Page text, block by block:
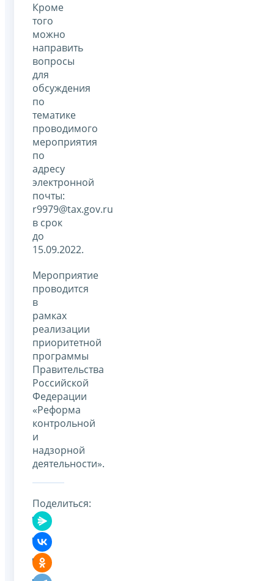
Кроме
того
можно
направить
вопросы
для
обсуждения
по
тематике
проводимого
мероприятия
по
адресу
электронной
почты:
r9979@tax.gov.ru
в срок
до
15.09.2022.
Мероприятие
проводится
в
рамках
реализации
приоритетной
программы
Правительства
Российской
Федерации
«Реформа
контрольной
и
надзорной
деятельности».
Поделиться: